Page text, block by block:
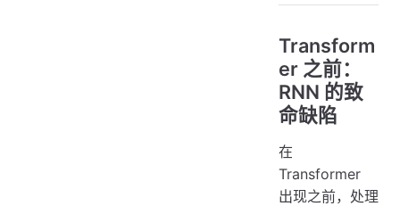
Transform
er 之前：
RNN 的致
命缺陷
在
Transformer
出现之前，处理